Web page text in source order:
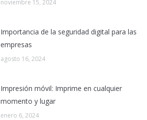
noviembre 15, 2024
Importancia de la seguridad digital para las
empresas
agosto 16, 2024
Impresión móvil: Imprime en cualquier
momento y lugar
enero 6, 2024